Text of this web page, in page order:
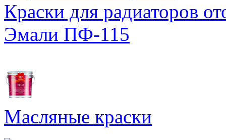
Краски для радиаторов
Эмали ПФ-115
Масляные краски